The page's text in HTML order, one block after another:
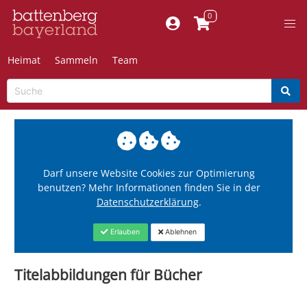
Heimat Sammeln Team
Darf unsere Website Cookies zur Optimierung
benutzen? Mehr Informationen finden Sie in der
Datenschutzerklärung.
Erlauben Ablehnen
Titelabbildungen für Bücher